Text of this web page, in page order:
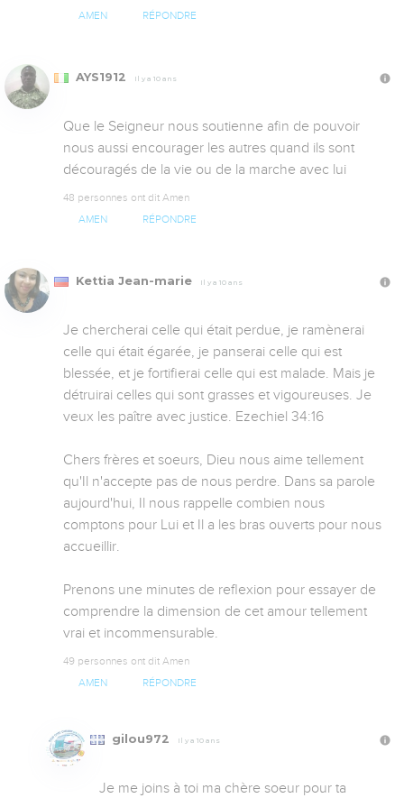
AMEN RÉPONDRE
AYS1912 Il y a 10 ans
Que le Seigneur nous soutienne afin de pouvoir
nous aussi encourager les autres quand ils sont
découragés de la vie ou de la marche avec lui
48 personnes ont dit Amen
AMEN RÉPONDRE
Kettia Jean-marie Il y a 10 ans
Je chercherai celle qui était perdue, je ramènerai
celle qui était égarée, je panserai celle qui est
blessée, et je fortifierai celle qui est malade. Mais je
détruirai celles qui sont grasses et vigoureuses. Je
veux les paître avec justice. Ezechiel 34:16
Chers frères et soeurs, Dieu nous aime tellement
qu'Il n'accepte pas de nous perdre. Dans sa parole
aujourd'hui, Il nous rappelle combien nous
comptons pour Lui et Il a les bras ouverts pour nous
accueillir.
Prenons une minutes de reflexion pour essayer de
comprendre la dimension de cet amour tellement
vrai et incommensurable.
49 personnes ont dit Amen
AMEN RÉPONDRE
gilou972 Il y a 10 ans
Je me joins à toi ma chère soeur pour ta